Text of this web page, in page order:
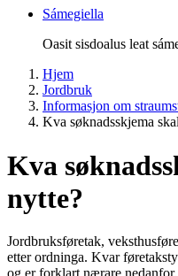
Sámegiella
Oasit sisdoalus leat
Hjem
Jordbruk
Informasjon om
Kva søknadsskjema
Kva
nytte?
Jordbruksføretak,
etter ordninga. Kvar
og er forklart nærare nedanfor.